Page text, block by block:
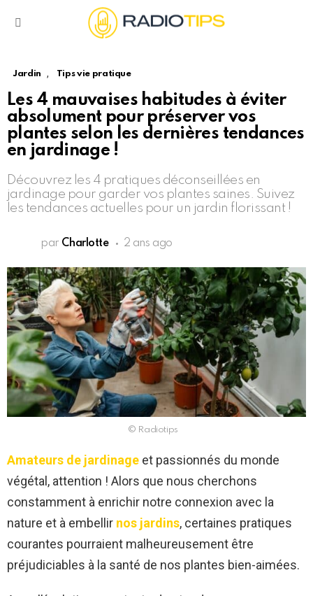
Jardin , Tips vie pratique
Les 4 mauvaises habitudes à éviter
absolument pour préserver vos
plantes selon les dernières tendances
en jardinage !
Découvrez les 4 pratiques déconseillées en
jardinage pour garder vos plantes saines. Suivez
les tendances actuelles pour un jardin florissant !
par Charlotte 2 ans ago
© Radiotips
Amateurs de jardinage et passionnés du monde
végétal, attention ! Alors que nous cherchons
constamment à enrichir notre connexion avec la
nature et à embellir nos jardins, certaines pratiques
courantes pourraient malheureusement être
préjudiciables à la santé de nos plantes bien-aimées.